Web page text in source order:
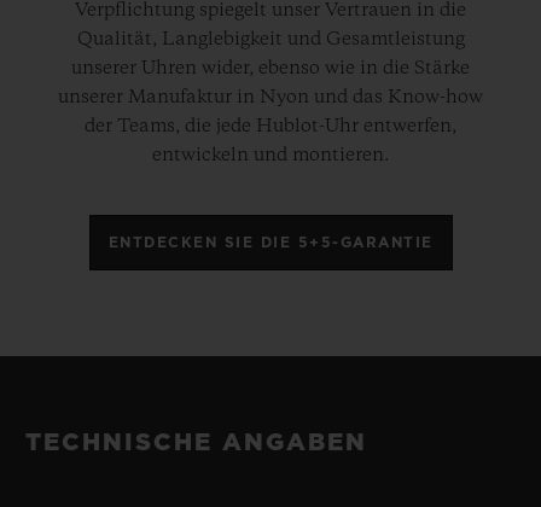
Verpflichtung spiegelt unser Vertrauen in die
Qualität, Langlebigkeit und Gesamtleistung
unserer Uhren wider, ebenso wie in die Stärke
unserer Manufaktur in Nyon und das Know-how
der Teams, die jede Hublot-Uhr entwerfen,
entwickeln und montieren.
ENTDECKEN SIE DIE 5+5-GARANTIE
TECHNISCHE ANGABEN